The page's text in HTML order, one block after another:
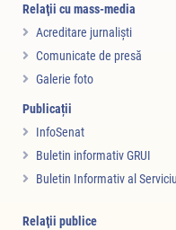
Relaţii cu mass-media
Acreditare jurnalişti
Comunicate de presă
Galerie foto
Publicații
InfoSenat
Buletin informativ GRUI
Buletin Informativ al
Relaţii publice